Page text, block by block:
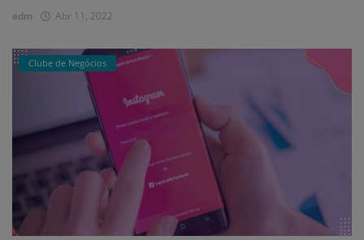
adm Abr 11, 2022
Clube de Negócios